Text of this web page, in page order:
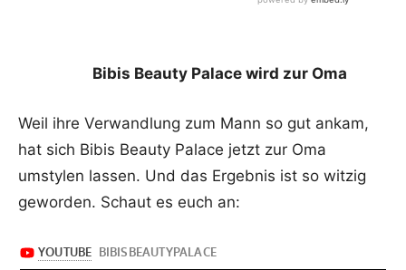
Bibis Beauty Palace wird zur Oma
Weil ihre Verwandlung zum Mann so gut ankam,
hat sich Bibis Beauty Palace jetzt zur Oma
umstylen lassen. Und das Ergebnis ist so witzig
geworden. Schaut es euch an: